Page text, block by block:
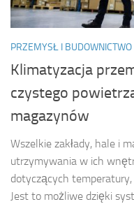
PRZEMYSŁ I BUDOWNICTWO
Klimatyzacja
czystego
magazynów
Wszelkie zakłady, hale i
utrzymywania w ich
dotyczących
Jest to możliwe dzięki